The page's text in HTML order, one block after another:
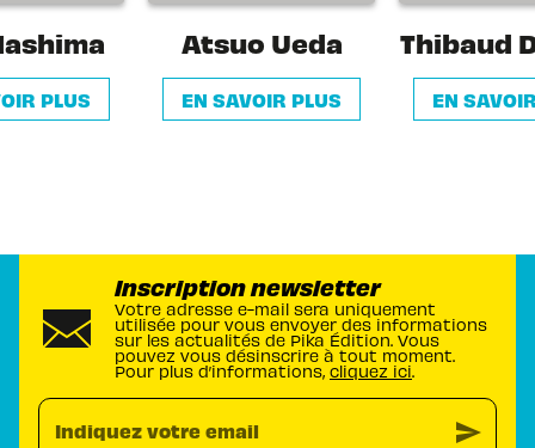
PLUS
Atsuo Ueda
EN SAVOIR PLUS
Thibaud
EN
Inscription newsletter
Votre adresse e-mail sera uniquement
utilisée pour vous envoyer des informations
sur les actualités de Pika Édition. Vous
pouvez vous désinscrire à tout moment.
Pour plus d’informations, cliquez ici.
Indiquez votre email send